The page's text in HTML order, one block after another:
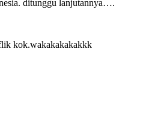
ditunggu lanjutannya….
kok.wakakakakakkk